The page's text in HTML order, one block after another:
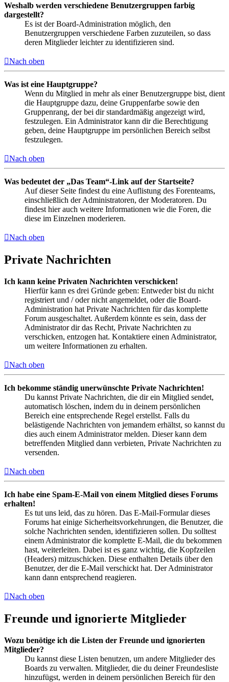
Weshalb werden verschiedene Benutzergruppen farbig
dargestellt?
Es ist der Board-Administration möglich, den
Benutzergruppen verschiedene Farben zuzuteilen, so dass
deren Mitglieder leichter zu identifizieren sind.
Nach oben
Was ist eine Hauptgruppe?
Wenn du Mitglied in mehr als einer Benutzergruppe bist, dient
die Hauptgruppe dazu, deine Gruppenfarbe sowie den
Gruppenrang, der bei dir standardmäßig angezeigt wird,
festzulegen. Ein Administrator kann dir die Berechtigung
geben, deine Hauptgruppe im persönlichen Bereich selbst
festzulegen.
Nach oben
Was bedeutet der „Das Team“-Link auf der Startseite?
Auf dieser Seite findest du eine Auflistung des Forenteams,
einschließlich der Administratoren, der Moderatoren. Du
findest hier auch weitere Informationen wie die Foren, die
diese im Einzelnen moderieren.
Nach oben
Private Nachrichten
Ich kann keine Privaten Nachrichten verschicken!
Hierfür kann es drei Gründe geben: Entweder bist du nicht
registriert und / oder nicht angemeldet, oder die Board-
Administration hat Private Nachrichten für das komplette
Forum ausgeschaltet. Außerdem könnte es sein, dass der
Administrator dir das Recht, Private Nachrichten zu
verschicken, entzogen hat. Kontaktiere einen Administrator,
um weitere Informationen zu erhalten.
Nach oben
Ich bekomme ständig unerwünschte Private Nachrichten!
Du kannst Private Nachrichten, die dir ein Mitglied sendet,
automatisch löschen, indem du in deinem persönlichen
Bereich eine entsprechende Regel erstellst. Falls du
belästigende Nachrichten von jemandem erhältst, so kannst du
dies auch einem Administrator melden. Dieser kann dem
betreffenden Mitglied dann verbieten, Private Nachrichten zu
versenden.
Nach oben
Ich habe eine Spam-E-Mail von einem Mitglied dieses Forums
erhalten!
Es tut uns leid, das zu hören. Das E-Mail-Formular dieses
Forums hat einige Sicherheitsvorkehrungen, die Benutzer, die
solche Nachrichten senden, identifizieren sollen. Du solltest
einem Administrator die komplette E-Mail, die du bekommen
hast, weiterleiten. Dabei ist es ganz wichtig, die Kopfzeilen
(Headers) mitzuschicken. Diese enthalten Details über den
Benutzer, der die E-Mail verschickt hat. Der Administrator
kann dann entsprechend reagieren.
Nach oben
Freunde und ignorierte Mitglieder
Wozu benötige ich die Listen der Freunde und ignorierten
Mitglieder?
Du kannst diese Listen benutzen, um andere Mitglieder des
Boards zu verwalten. Mitglieder, die du deiner Freundesliste
hinzufügst, werden in deinem persönlichen Bereich für den